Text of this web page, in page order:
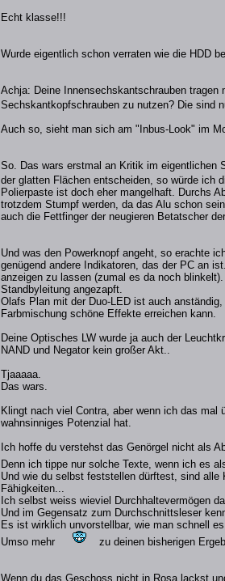
Echt klasse!!!
Wurde eigentlich schon verraten wie die HDD
Achja: Deine Innensechskantschrauben
Sechskantkopfschrauben zu nutzen? Die sind
Auch so, sieht man sich am "Inbus-Look" im
So. Das wars erstmal an Kritik im eigentlichen
der glatten Flächen entscheiden, so würde ich
Polierpaste ist doch eher mangelhaft. Durchs
trotzdem Stumpf werden, da das Alu schon
auch die Fettfinger der neugieren Betatscher
Und was den Powerknopf angeht, so erachte
genügend andere Indikatoren, das der PC an
anzeigen zu lassen (zumal es da noch
Standbyleitung angezapft.
Olafs Plan mit der Duo-LED ist auch
Farbmischung schöne Effekte erreichen kann.
Deine Optisches LW wurde ja auch der
NAND und Negator kein großer Akt..
Tjaaaaa.
Das wars.
Klingt nach viel Contra, aber wenn ich das
wahnsinniges Potenzial hat.
Ich hoffe du verstehst das Genörgel nicht als
Denn ich tippe nur solche Texte, wenn ich es
Und wie du selbst feststellen dürftest, sind
Fähigkeiten...
Ich selbst weiss wieviel Durchhaltevermögen
Und im Gegensatz zum Durchschnittsleser
Es ist wirklich unvorstellbar, wie man schnell
Umso mehr
zu deinen bisherigen
Wenn du das Geschoss nicht in Rosa lackst